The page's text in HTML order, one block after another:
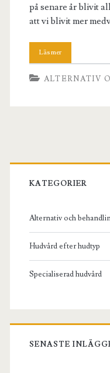
på senare år blivit
att vi blivit mer
ALTERNATIV
Primary
Sidebar
KATEGORIER
Alternativ och
Hudvård efter hudtyp
Specialiserad hudvård
SENASTE